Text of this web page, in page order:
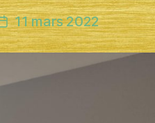
Date
de
l’article
11 mars 2022